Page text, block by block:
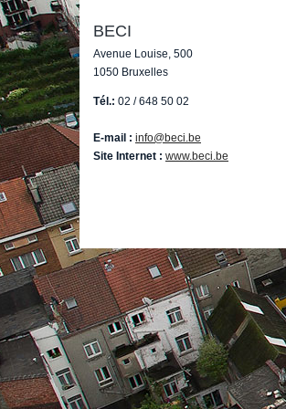
BECI
Avenue Louise, 500
1050 Bruxelles
Tél.: 02 / 648 50 02
E-mail : info@beci.be
Site Internet : www.beci.be